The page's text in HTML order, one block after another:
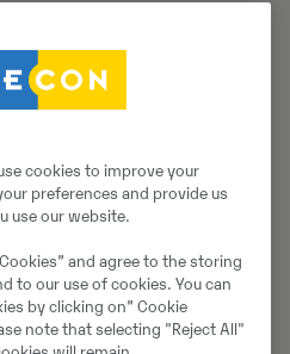
cookies to improve your
preferences and provide us
use our website.
and agree to the storing
to our use of cookies. You can
by clicking on” Cookie
note that selecting "Reject All"